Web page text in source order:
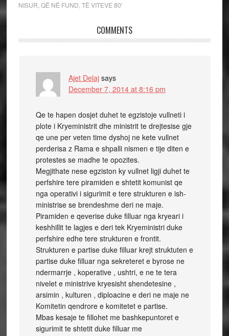
NISUR QË NË FUND TË VITEVE 80'
COMMENTS
Ajet Delaj says
December 7, 2014 at 8:16 pm
Qe te hapen dosjet duhet te egzistoje vullneti i
plote i Kryeministrit dhe ministrit te drejtesise gje
qe une per veten time dyshoj ne kete vullnet
perderisa z Rama e shpalli nismen e tije diten e
protestes se madhe te opozites.
Megjithate nese egziston ky vullnet ligji duhet te
perfshire tere piramiden e shtetit komunist qe
nga operativi i sigurimit e tere strukturen e ish-
ministrise se brendeshme deri ne maje.
Piramiden e qeverise duke filluar nga kryeari i
keshhillit te lagjes e deri tek Kryeministri duke
perfshire edhe tere strukturen e frontit.
Strukturen e partise duke filluar krejt struktuten e
partise duke filluar nga sekreteret e byrose ne
ndermarrje , koperative , ushtri, e ne te tera
nivelet e ministrive kryesisht shendetesine ,
arsimin , kulturen , diploacine e deri ne maje ne
Komitetin qendrore e komitetet e partise.
Mbas kesaje te fillohet me bashkepuntoret e
sigurimit te shtetit duke filluar me